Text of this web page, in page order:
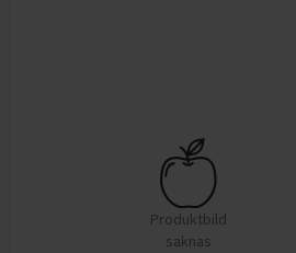
Produktbild
saknas